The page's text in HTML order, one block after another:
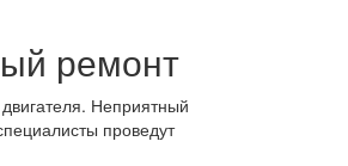
ремонт
Неприятный
проведут